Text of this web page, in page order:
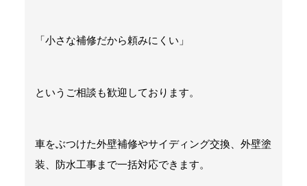
「小さな補修だから頼みにくい」
というご相談も歓迎しております。
車をぶつけた外壁補修やサイディング交換、外壁塗
装、防水工事まで一括対応できます。